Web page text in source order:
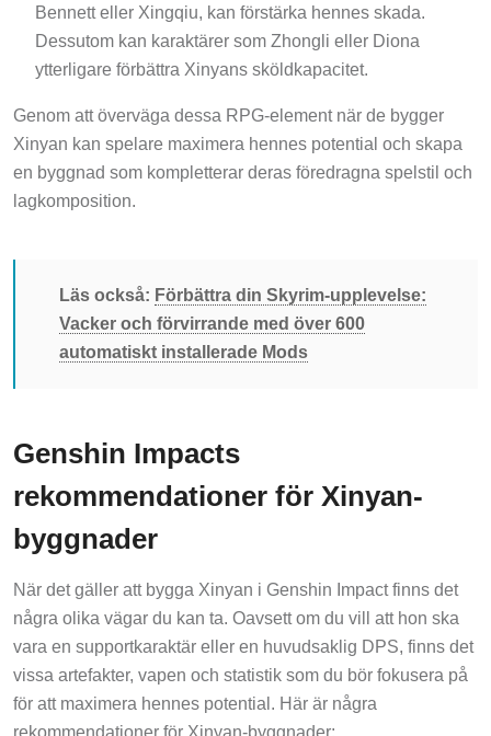
Bennett eller Xingqiu, kan förstärka hennes skada.
Dessutom kan karaktärer som Zhongli eller Diona
ytterligare förbättra Xinyans sköldkapacitet.
Genom att överväga dessa RPG-element när de bygger
Xinyan kan spelare maximera hennes potential och skapa
en byggnad som kompletterar deras föredragna spelstil och
lagkomposition.
Läs också: Förbättra din Skyrim-upplevelse:
Vacker och förvirrande med över 600
automatiskt installerade Mods
Genshin Impacts
rekommendationer för Xinyan-
byggnader
När det gäller att bygga Xinyan i Genshin Impact finns det
några olika vägar du kan ta. Oavsett om du vill att hon ska
vara en supportkaraktär eller en huvudsaklig DPS, finns det
vissa artefakter, vapen och statistik som du bör fokusera på
för att maximera hennes potential. Här är några
rekommendationer för Xinyan-byggnader: